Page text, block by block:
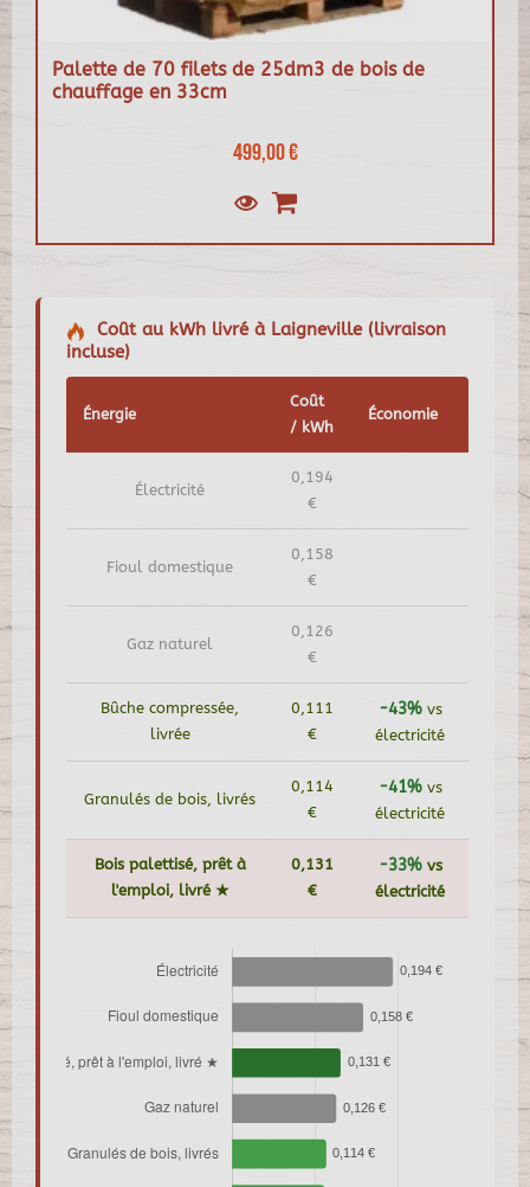
Palette de 70 filets de 25dm3 de bois de
chauffage en 33cm
499,00 €
Coût au kWh livré à Laigneville (livraison
incluse)
Énergie
Coût
/ kWh
Économie
Électricité
0,194
€
Fioul domestique
0,158
€
Gaz naturel
0,126
€
Bûche compressée,
livrée
0,111
€
-43%vs
électricité
Granulés de bois, livrés
0,114
€
-41%vs
électricité
Bois palettisé, prêt à
l'emploi, livré ★
0,131
€
-33%vs
électricité